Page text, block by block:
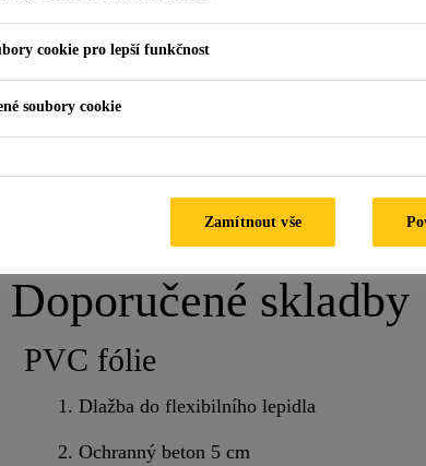
terasa, podlaha Dlažba do lepidla
podlaha,
Doporučené skladby
PVC fólie
1. Dlažba do flexibilního lepidla
2. Ochranný beton 5 cm
cookie pro lepší funkčnost
soubory cookie
Zamítnout vše